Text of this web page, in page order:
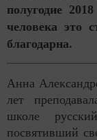
полугодие
человека это
благодарна.
Анна
лет
школе
посвятивший